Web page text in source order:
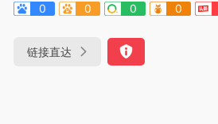
0
0 0 0
链接直达